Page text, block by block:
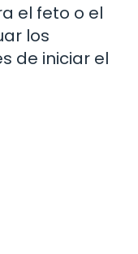
el feto o el
los
de iniciar el